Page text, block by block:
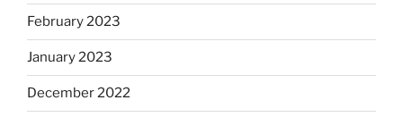
February 2023
January 2023
December 2022